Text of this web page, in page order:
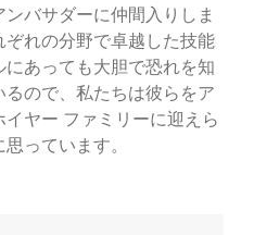
バサダーに仲間入りしま
ぞれの分野で卓越した技能
あっても大胆で恐れを知
ので、私たちは彼らをア
ヤー ファミリーに迎えら
っています。